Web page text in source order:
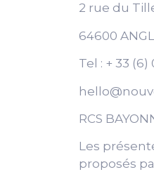
2 rue du
64600
Tel : + 33 (6)
RCS
Les
proposés